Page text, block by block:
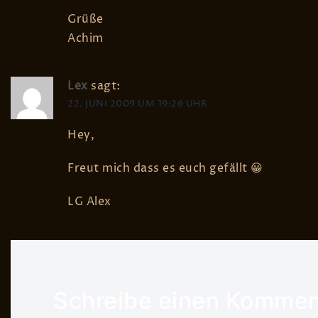
Grüße
Achim
Lex sagt:
22. JUNI 2009 UM 19:26 UHR
Hey,
Freut mich dass es euch gefällt 😀
LG Alex